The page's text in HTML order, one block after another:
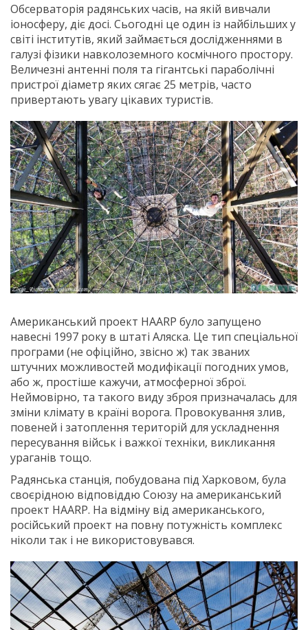
Обсерваторія радянських часів, на якій вивчали
іоносферу, діє досі. Сьогодні це один із найбільших у
світі інститутів, який займається дослідженнями в
галузі фізики навколоземного космічного простору.
Величезні антенні поля та гігантські параболічні
пристрої діаметр яких сягає 25 метрів, часто
привертають увагу цікавих туристів.
Американський проект HAARP було запущено
навесні 1997 року в штаті Аляска. Це тип спеціальної
програми (не офіційно, звісно ж) так званих
штучних можливостей модифікації погодних умов,
або ж, простіше кажучи, атмосферної зброї.
Неймовірно, та такого виду зброя призначалась для
зміни клімату в країні ворога. Провокування злив,
повеней і затоплення територій для ускладнення
пересування військ і важкої техніки, викликання
ураганів тощо.
Радянська станція, побудована під Харковом, була
своєрідною відповіддю Союзу на американський
проект HAARP. На відміну від американського,
російський проект на повну потужність комплекс
ніколи так і не використовувався.